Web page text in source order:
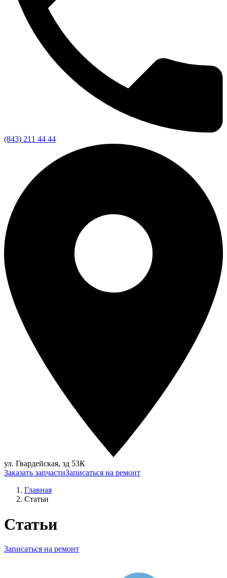
(843) 211 44 44
ул. Гвардейская, зд 53К
Заказать запчастиЗаписаться на ремонт
Главная
Статьи
Статьи
Записаться на ремонт